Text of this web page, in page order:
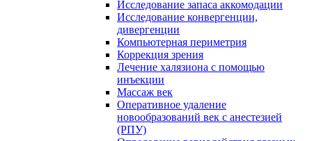
Исследование запаса аккомодации
Исследование конвергенции,
дивергенции
Компьютерная периметрия
Коррекция зрения
Лечение халязиона с помощью
инъекции
Массаж век
Оперативное удаление
новообразований век с анестезией
(РПУ)